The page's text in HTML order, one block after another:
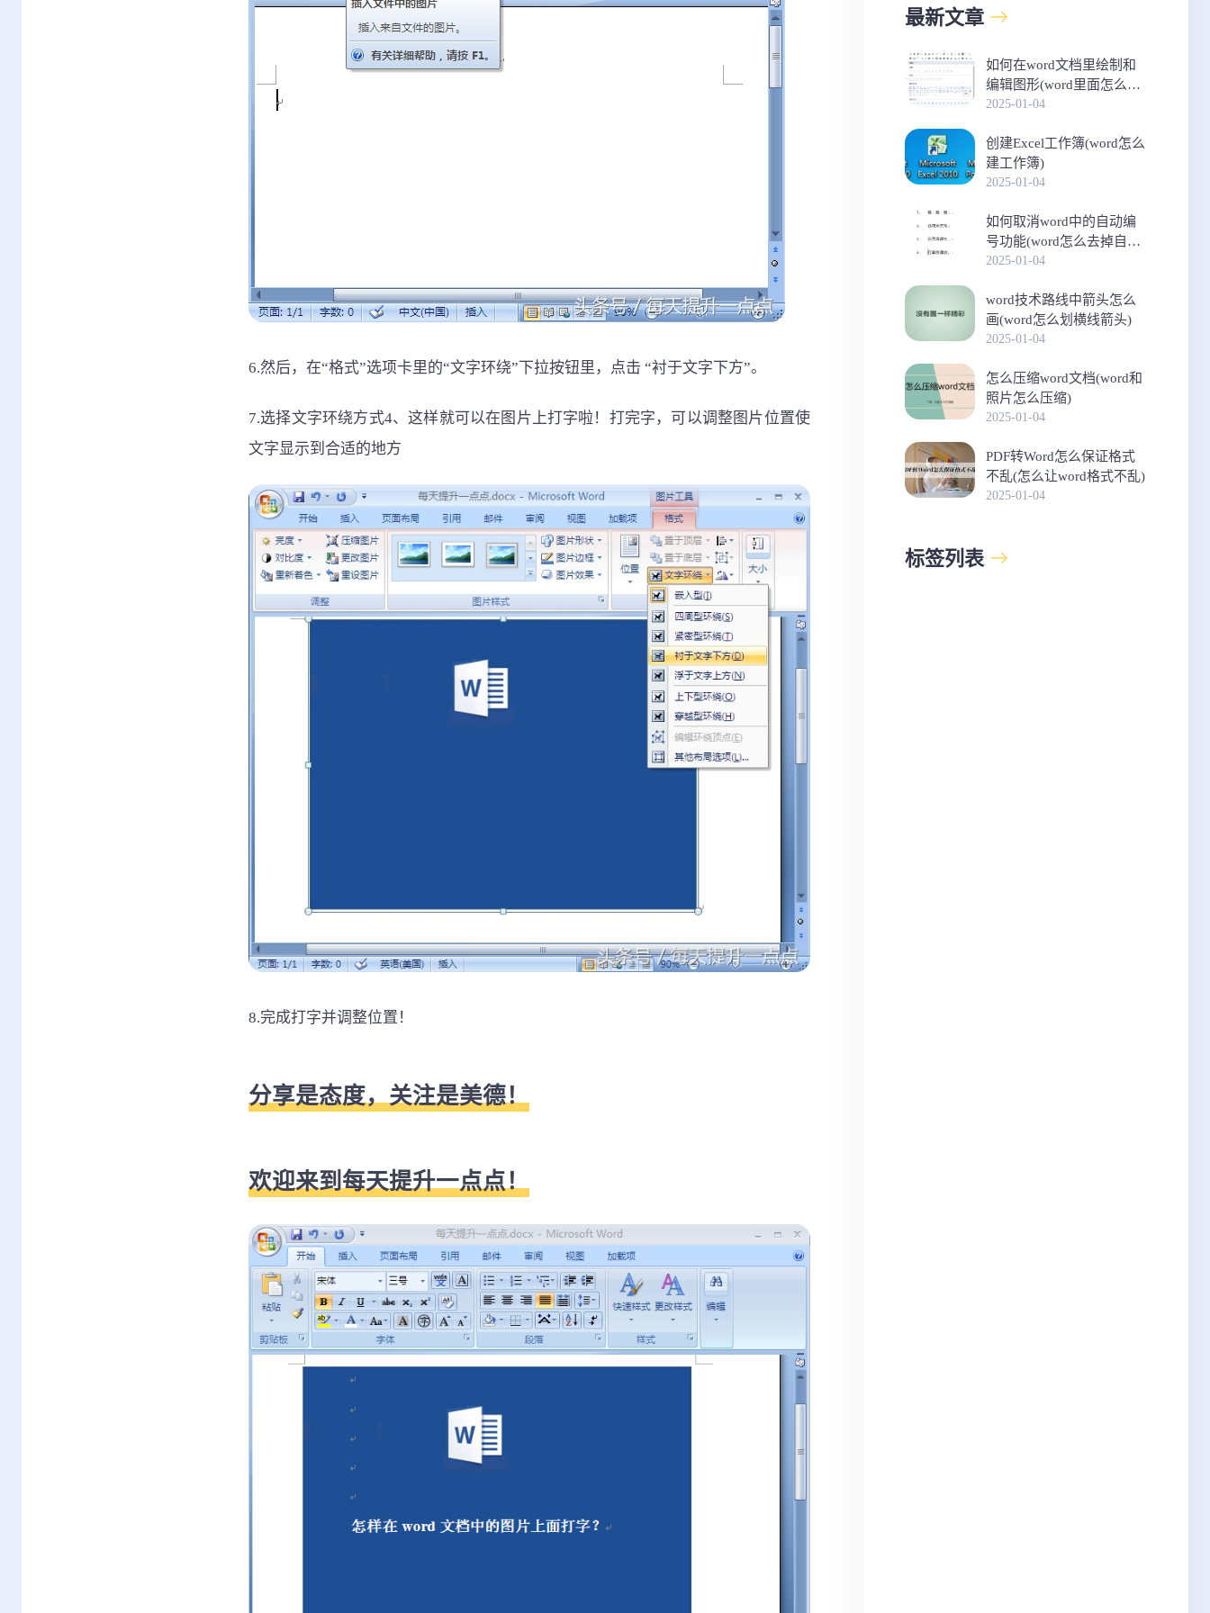
6.然后，在“格式”选项卡里的“文字环绕”下拉按钮里，点击 “衬于文字下方”。
7.选择文字环绕方式4、这样就可以在图片上打字啦！打完字，可以调整图片位置使
文字显示到合适的地方
8.完成打字并调整位置！
分享是态度，关注是美德！
欢迎来到每天提升一点点！
最新文章
如何在word文档里绘制和
编辑图形(word里面怎么画
饼图)
2025-01-04
创建Excel工作簿(word怎么
建工作簿)
2025-01-04
如何取消word中的自动编
号功能(word怎么去掉自动
校对)
2025-01-04
word技术路线中箭头怎么
画(word怎么划横线箭头)
2025-01-04
怎么压缩word文档(word和
照片怎么压缩)
2025-01-04
PDF转Word怎么保证格式
不乱(怎么让word格式不乱)
2025-01-04
标签列表